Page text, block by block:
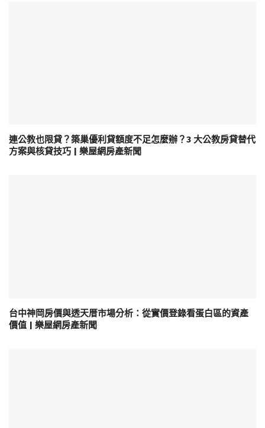
連公教也限貸？築巢優利貸額度不足怎麼辦？3 大公教房貸替代
方案與核貸技巧 | 樂屋網房產新聞
台中神岡房價與透天厝市場分析：從實價登錄看蛋白區的資產
價值 | 樂屋網房產新聞